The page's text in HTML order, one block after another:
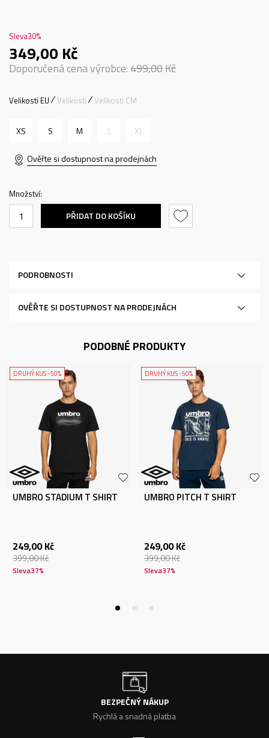
Sleva30%
349,00 Kč
Doporučená cena výrobce:499,00Kč
Velikosti EU Velikosti Velikosti CM
XS S M L XL
Ověřte si dostupnost na prodejnách
Množství:
PŘIDAT DO KOŠÍKU
PODROBNOSTI
OVĚŘTE SI DOSTUPNOST NA PRODEJNÁCH
PODOBNÉ PRODUKTY
DRUHÝ KUS -50%
UMBRO STADIUM T SHIRT
249,00 Kč
399,00Kč
Sleva37%
DRUHÝ KUS -50%
UMBRO PITCH T SHIRT
249,00 Kč
399,00Kč
Sleva37%
BEZPEČNÝ NÁKUP
Rychlá a snadná platba